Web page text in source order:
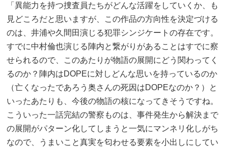
「異能力を持つ捜査員たちがどんな活躍をしていくか、も
見どころだと思いますが、この作品の方向性を決定づける
のは、井浦や久間田演じる犯罪シンジケートの存在です。
すでに中村倫也演じる陣内と繋がりがあることはすでに察
せられるので、このあたりが物語の展開にどう関わってく
るのか？陣内はDOPEに対しどんな思いを持っているのか
（亡くなったであろう奥さんの死因はDOPEなのか？）と
いったあたりも、今後の物語の核になってきそうですね。
こういった一話完結の警察ものは、事件発生から解決まで
の展開がパターン化してしまうと一気にマンネリ化しがち
なので、うまいこと真実を匂わせる要素を小出しにしてい